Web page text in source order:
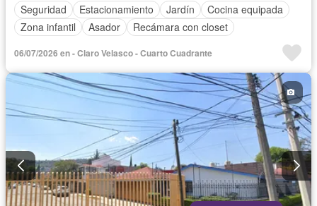
Seguridad
Estacionamiento Jardín
Cocina equipada
Zona infantil
Asador Recámara con closet
06/07/2026 en - Claro Velasco - Cuarto Cuadrante